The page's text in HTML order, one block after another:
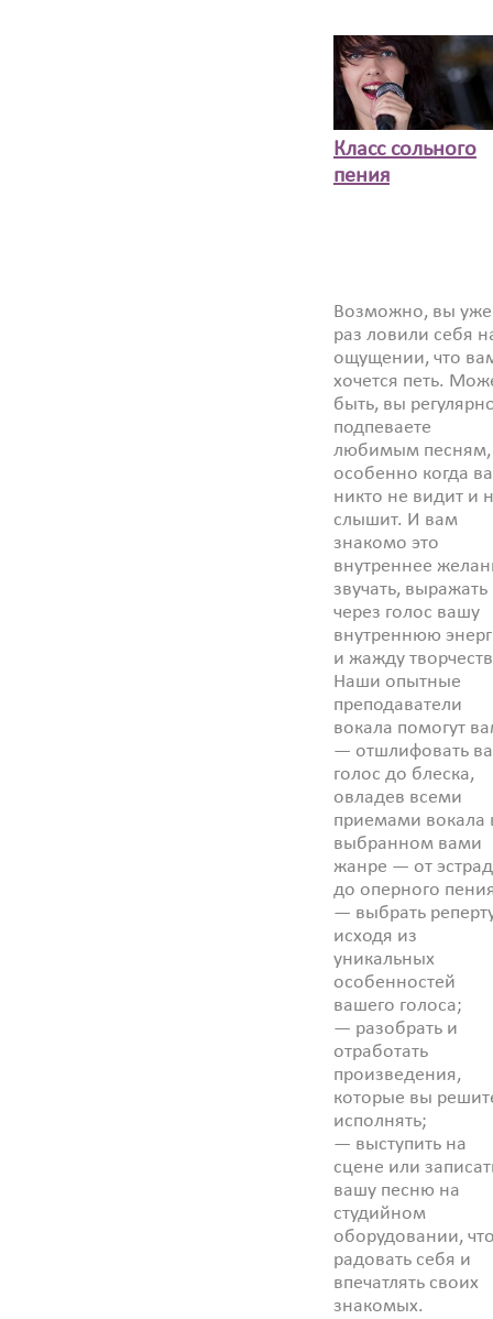
Класс сольного
пения
Возможно, вы
раз ловили себя
ощущении, что
хочется петь.
быть, вы
подпеваете
любимым песням,
особенно когда
никто не видит и
слышит. И вам
знакомо это
внутреннее
звучать, выражать
через голос вашу
внутреннюю
и жажду
Наши опытные
преподаватели
вокала помогут
— отшлифовать
голос до блеска,
овладев всеми
приемами вокала
выбранном вами
жанре — от
до оперного
— выбрать
исходя из
уникальных
особенностей
вашего голоса;
— разобрать и
отработать
произведения,
которые вы
исполнять;
— выступить на
сцене или
вашу песню на
студийном
оборудовании,
радовать себя и
впечатлять своих
знакомых.